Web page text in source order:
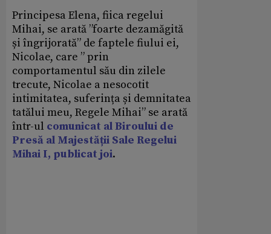
Principesa Elena, fiica regelui
Mihai, se arată ”foarte dezamăgită
și îngrijorată” de faptele fiului ei,
Nicolae, care ” prin
comportamentul său din zilele
trecute, Nicolae a nesocotit
intimitatea, suferința și demnitatea
tatălui meu, Regele Mihai” se arată
într-ul comunicat al Biroului de
Presă al Majestății Sale Regelui
Mihai I, publicat joi.